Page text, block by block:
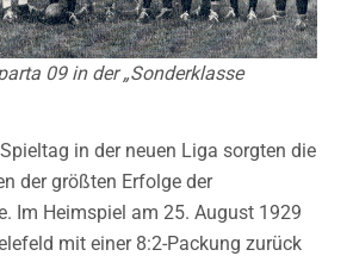
09 in der „Sonderklasse
in der neuen Liga sorgten die
der größten Erfolge der
Im Heimspiel am 25. August 1929
mit einer 8:2-Packung zurück